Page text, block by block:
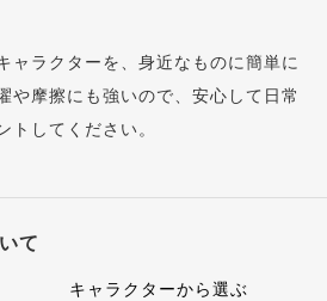
ャラクターを、身近なものに簡単に
や摩擦にも強いので、安心して日常
トしてください。
て
キャラクターから選ぶ